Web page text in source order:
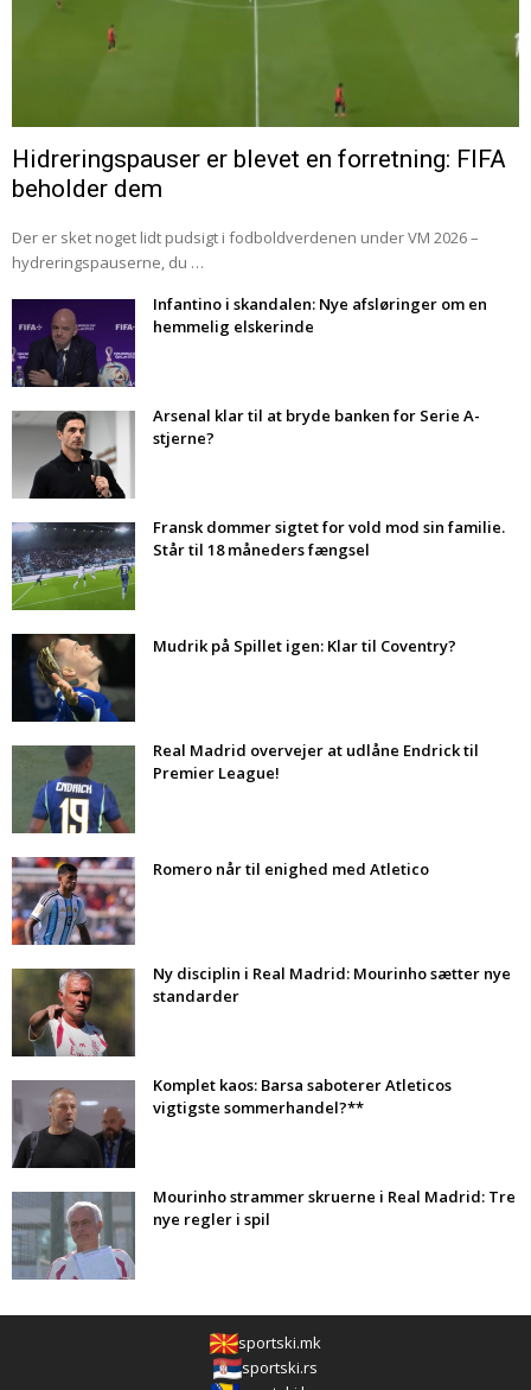
Hidreringspauser er blevet en forretning: FIFA
beholder dem
Der er sket noget lidt pudsigt i fodboldverdenen under VM 2026 –
hydreringspauserne, du …
Infantino i skandalen: Nye afsløringer om en
hemmelig elskerinde
Arsenal klar til at bryde banken for Serie A-
stjerne?
Fransk dommer sigtet for vold mod sin familie.
Står til 18 måneders fængsel
Mudrik på Spillet igen: Klar til Coventry?
Real Madrid overvejer at udlåne Endrick til
Premier League!
Romero når til enighed med Atletico
Ny disciplin i Real Madrid: Mourinho sætter nye
standarder
Komplet kaos: Barsa saboterer Atleticos
vigtigste sommerhandel?**
Mourinho strammer skruerne i Real Madrid: Tre
nye regler i spil
sportski.mk
sportski.rs